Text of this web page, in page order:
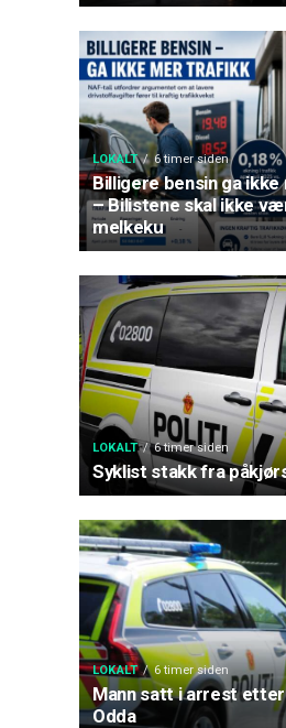
LOKALT 6 timer siden
Billigere bensin ga
– Bilistene skal ikke
melkeku
LOKALT 6 timer siden
Syklist stakk fra
LOKALT 6 timer siden
Mann satt i arrest
Odda